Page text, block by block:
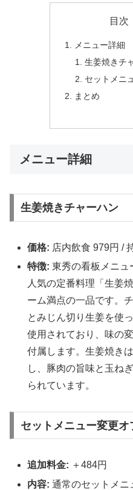
目次
メニュー詳細
生姜焼きチ
セットメニ
まとめ
メニュー詳細
生姜焼きチャーハン
価格: 店内飲食 979円 /
特徴: 東秀の看板メニュ
人気の定番料理「生姜
ーム満点の一品です。
とみじん切り生姜を使
使用されており、味の
付属します。生姜焼き
し、豚肉の旨味と玉ね
られています。
セットメニュー変更オ
追加料金: ＋484円
内容: 通常のセットメニ